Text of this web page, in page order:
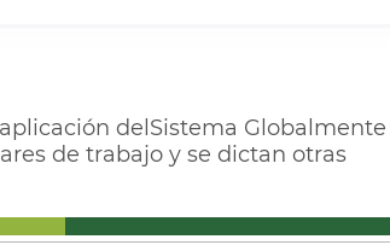
delSistema Globalmente
de trabajo y se dictan otras